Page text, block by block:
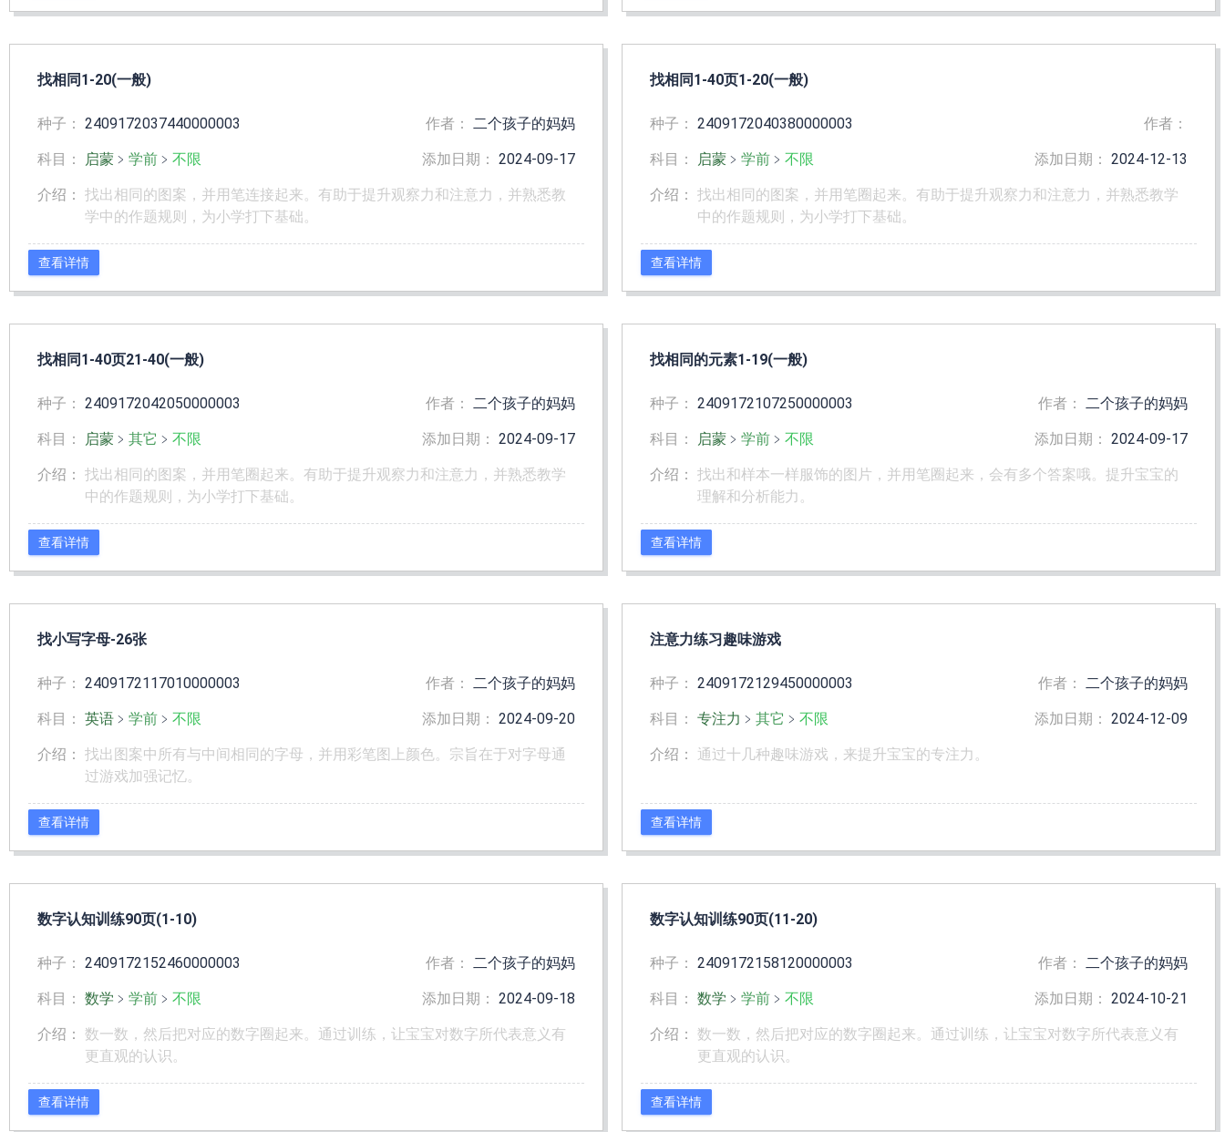
找相同1-20(一般)
种子： 2409172037440000003 作者： 二个孩子的妈妈
科目： 启蒙 ﹥ 学前 ﹥ 不限 添加日期： 2024-09-17
介绍： 找出相同的图案，并用笔连接起来。有助于提升观察力和注意力，并熟悉教
学中的作题规则，为小学打下基础。
查看详情
找相同1-40页1-20(一般)
种子： 2409172040380000003 作者：
科目： 启蒙 ﹥ 学前 ﹥ 不限 添加日期： 2024-12-13
介绍： 找出相同的图案，并用笔圈起来。有助于提升观察力和注意力，并熟悉教学
中的作题规则，为小学打下基础。
查看详情
找相同1-40页21-40(一般)
种子： 2409172042050000003 作者： 二个孩子的妈妈
科目： 启蒙 ﹥ 其它 ﹥ 不限 添加日期： 2024-09-17
介绍： 找出相同的图案，并用笔圈起来。有助于提升观察力和注意力，并熟悉教学
中的作题规则，为小学打下基础。
查看详情
找相同的元素1-19(一般)
种子： 2409172107250000003 作者： 二个孩子的妈妈
科目： 启蒙 ﹥ 学前 ﹥ 不限 添加日期： 2024-09-17
介绍： 找出和样本一样服饰的图片，并用笔圈起来，会有多个答案哦。提升宝宝的
理解和分析能力。
查看详情
找小写字母-26张
种子： 2409172117010000003 作者： 二个孩子的妈妈
科目： 英语 ﹥ 学前 ﹥ 不限 添加日期： 2024-09-20
介绍： 找出图案中所有与中间相同的字母，并用彩笔图上颜色。宗旨在于对字母通
过游戏加强记忆。
查看详情
注意力练习趣味游戏
种子： 2409172129450000003 作者： 二个孩子的妈妈
科目： 专注力 ﹥ 其它 ﹥ 不限 添加日期： 2024-12-09
介绍： 通过十几种趣味游戏，来提升宝宝的专注力。
查看详情
数字认知训练90页(1-10)
种子： 2409172152460000003 作者： 二个孩子的妈妈
科目： 数学 ﹥ 学前 ﹥ 不限 添加日期： 2024-09-18
介绍：
数一数，然后把对应的数字圈起来。通过训练，让宝宝对数字所代表意义有
更直观的认识。
查看详情
数字认知训练90页(11-20)
种子： 2409172158120000003 作者： 二个孩子的妈妈
科目： 数学 ﹥ 学前 ﹥ 不限 添加日期： 2024-10-21
介绍：
数一数，然后把对应的数字圈起来。通过训练，让宝宝对数字所代表意义有
更直观的认识。
查看详情